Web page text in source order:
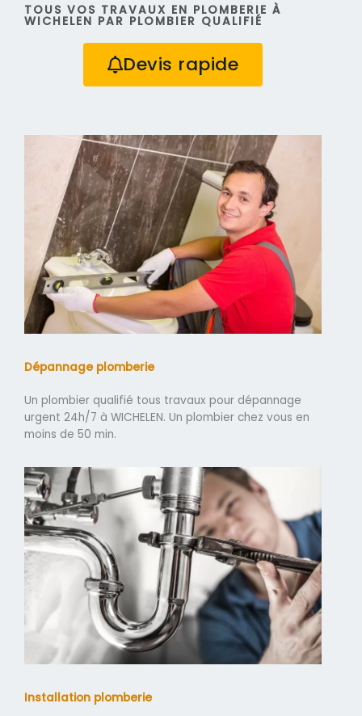
TOUS VOS TRAVAUX EN PLOMBERIE À
WICHELEN PAR PLOMBIER QUALIFIÉ
Devis rapide
Dépannage plomberie
Un plombier qualifié tous travaux pour dépannage
urgent 24h/7 à WICHELEN. Un plombier chez vous en
moins de 50 min.
Installation plomberie